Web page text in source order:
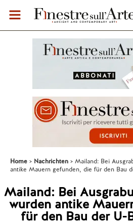
Home Nachrichten
Mailand: Bei
antike Mauern gefunden, die für den Bau
Mailand: Bei
wurden antike
für den Bau der U-